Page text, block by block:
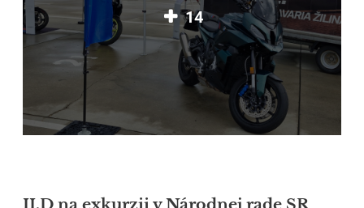
14
II.D na exkurzii v Národnej rade SR